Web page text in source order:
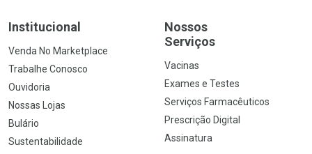
Institucional
Venda No Marketplace
Trabalhe Conosco
Ouvidoria
Nossas Lojas
Bulário
Sustentabilidade
Nossos
Serviços
Vacinas
Exames e Testes
Serviços Farmacêuticos
Prescrição Digital
Assinatura